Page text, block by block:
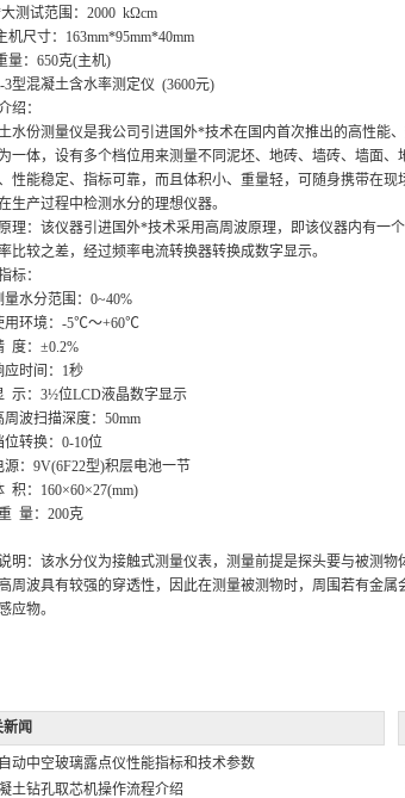
测试范围：2000 kΩcm
机尺寸：163mm*95mm*40mm
量：650克(主机)
3型混凝土含水率测定仪 (3600元)
绍：
水份测量仪是我公司引进国外*技术在国内首次推出的高性能
一体，设有多个档位用来测量不同泥坯、地砖、墙砖、墙面
性能稳定、指标可靠，而且体积小、重量轻，可随身携带在
生产过程中检测水分的理想仪器。
理：该仪器引进国外*技术采用高周波原理，即该仪器内有一
比较之差，经过频率电流转换器转换成数字显示。
标：
量水分范围：0~40%
用环境：-5℃～+60℃
精 度：±0.2%
应时间：1秒
示：3½位LCD液晶数字显示
周波扫描深度：50mm
位转换：0-10位
源：9V(6F22型)积层电池一节
积：160×60×27(mm)
量：200克
明：该水分仪为接触式测量仪表，测量前提是探头要与被测物
周波具有较强的穿透性，因此在测量被测物时，周围若有金
应物。
闻
动中空玻璃露点仪性能指标和技术参数
土钻孔取芯机操作流程介绍